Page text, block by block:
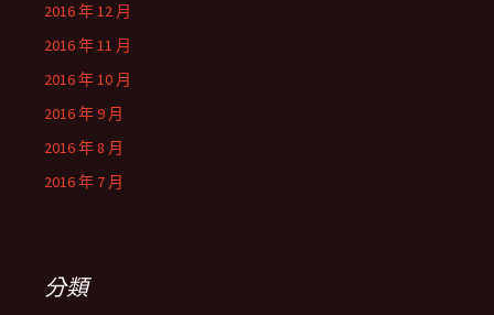
2016 年 12 月
2016 年 11 月
2016 年 10 月
2016 年 9 月
2016 年 8 月
2016 年 7 月
分類